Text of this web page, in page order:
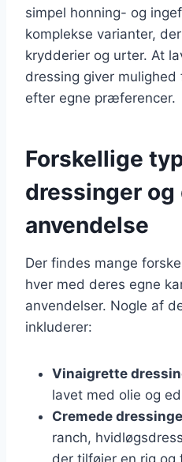
simpel honning- og
komplekse varianter,
krydderier og urter. At
dressing giver
efter egne præferencer.
Forskellige
dressinger og
anvendelse
Der findes mange
hver med deres egne
anvendelser. Nogle af
inkluderer:
Vinaigrette
lavet med olie og
Cremede
ranch,
der tilføjer en rig og